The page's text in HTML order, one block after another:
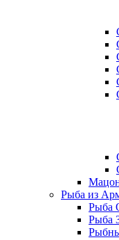
Рыба из
Рыба
Рыба